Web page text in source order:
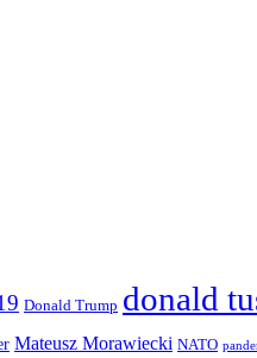
Donald Trump donald
Mateusz Morawiecki NATO